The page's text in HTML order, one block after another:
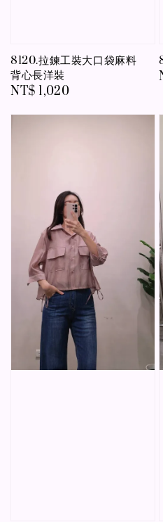
8120.拉鍊工裝大口袋麻料
背心長洋裝
Regular
NT$ 1,020